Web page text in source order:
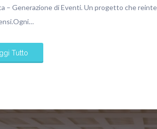
– Generazione di Eventi. Un progetto che
Tutto